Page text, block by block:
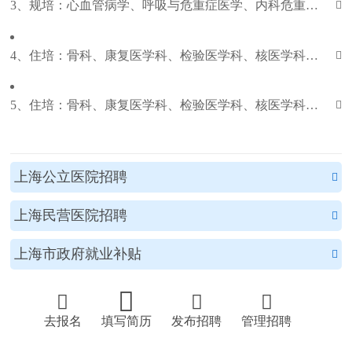
3、规培：心血管病学、呼吸与危重症医学、内科危重症医学、内科老年医学、普通外科学、外科危重症医学 
4、住培：骨科、康复医学科、检验医学科、核医学科、放射科、急诊科、临床病理科、全科医学科 
5、住培：骨科、康复医学科、检验医学科、核医学科、急诊科、临床病理科、全科医学科、全科医学科（吴淞联合培养） 
上海公立医院招聘 
上海民营医院招聘 
上海市政府就业补贴 

去报名

填写简历

发布招聘

管理招聘